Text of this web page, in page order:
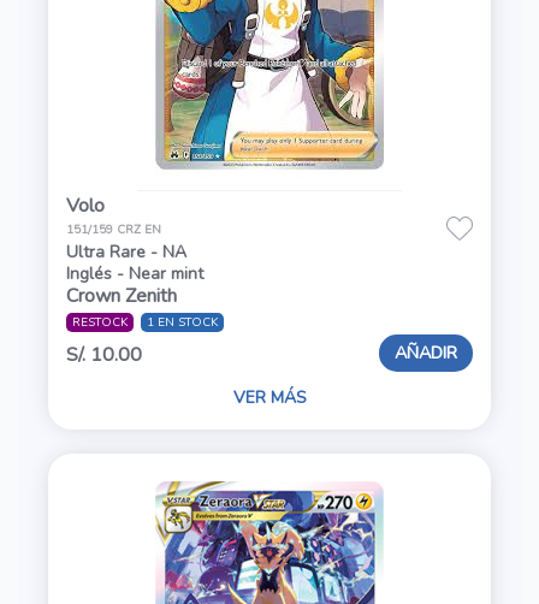
Volo
151/159 CRZ EN
Ultra Rare - NA
Inglés - Near mint
Crown Zenith
RESTOCK 1 EN STOCK
S/. 10.00 AÑADIR
VER MÁS